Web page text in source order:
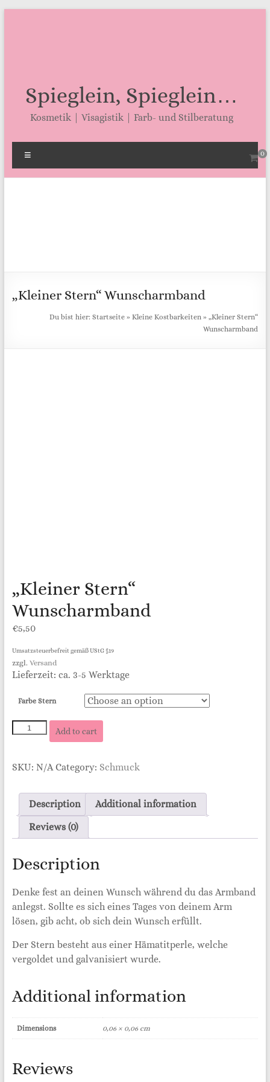
Spieglein, Spieglein…
Kosmetik | Visagistik | Farb- und Stilberatung
0
„Kleiner Stern“ Wunscharmband
Du bist hier:Startseite »Kleine Kostbarkeiten »„Kleiner Stern“
Wunscharmband
„Kleiner Stern“
Wunscharmband
€5,50
Umsatzsteuerbefreit gemäß UStG §19
zzgl. Versand
Lieferzeit: ca. 3-5 Werktage
Farbe Stern
„Kleiner
Stern“
quantity
Add to cart
SKU: N/A Category: Schmuck
Description
Additional information
Reviews (0)
Description
Denke fest an deinen Wunsch während du das Armband
anlegst. Sollte es sich eines Tages von deinem Arm
lösen, gib acht, ob sich dein Wunsch erfüllt.
Der Stern besteht aus einer Hämatitperle, welche
vergoldet und galvanisiert wurde.
Additional information
Dimensions 0,06 × 0,06 cm
Reviews